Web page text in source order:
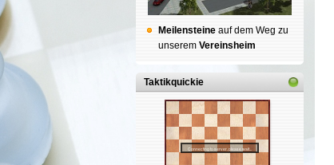
Mei­len­stei­ne auf dem Weg zu
un­se­rem Ver­eins­heim
Taktikquickie